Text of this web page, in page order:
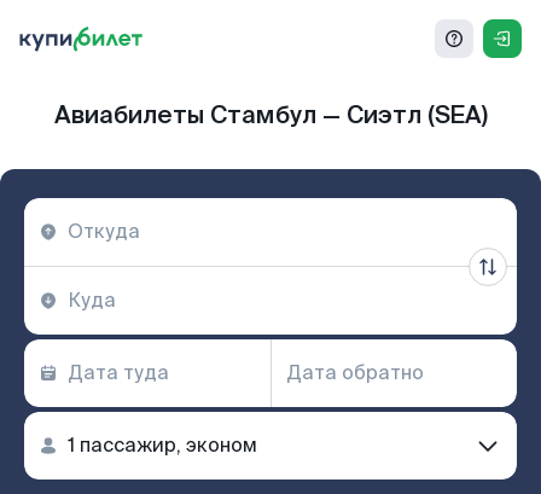
Авиабилеты Стамбул — Сиэтл (SEA)